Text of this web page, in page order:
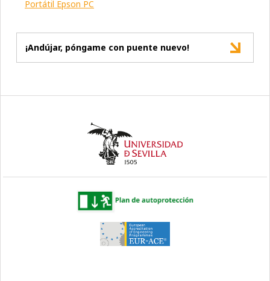
Portátil Epson PC
¡Andújar, póngame con puente nuevo!